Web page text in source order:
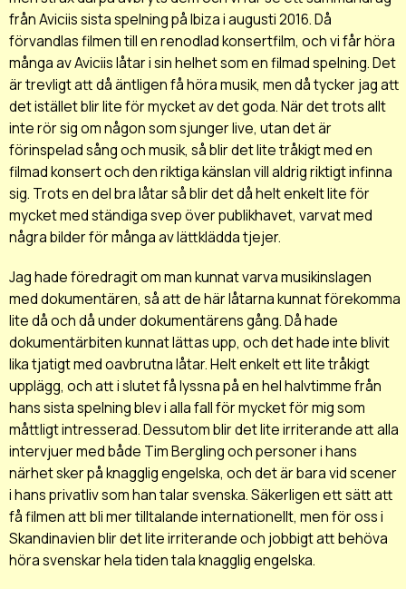
från Aviciis sista spelning på Ibiza i augusti 2016. Då
förvandlas filmen till en renodlad konsertfilm, och vi får höra
många av Aviciis låtar i sin helhet som en filmad spelning. Det
är trevligt att då äntligen få höra musik, men då tycker jag att
det istället blir lite för mycket av det goda. När det trots allt
inte rör sig om någon som sjunger live, utan det är
förinspelad sång och musik, så blir det lite tråkigt med en
filmad konsert och den riktiga känslan vill aldrig riktigt infinna
sig. Trots en del bra låtar så blir det då helt enkelt lite för
mycket med ständiga svep över publikhavet, varvat med
några bilder för många av lättklädda tjejer.
Jag hade föredragit om man kunnat varva musikinslagen
med dokumentären, så att de här låtarna kunnat förekomma
lite då och då under dokumentärens gång. Då hade
dokumentärbiten kunnat lättas upp, och det hade inte blivit
lika tjatigt med oavbrutna låtar. Helt enkelt ett lite tråkigt
upplägg, och att i slutet få lyssna på en hel halvtimme från
hans sista spelning blev i alla fall för mycket för mig som
måttligt intresserad. Dessutom blir det lite irriterande att alla
intervjuer med både Tim Bergling och personer i hans
närhet sker på knagglig engelska, och det är bara vid scener
i hans privatliv som han talar svenska. Säkerligen ett sätt att
få filmen att bli mer tilltalande internationellt, men för oss i
Skandinavien blir det lite irriterande och jobbigt att behöva
höra svenskar hela tiden tala knagglig engelska.